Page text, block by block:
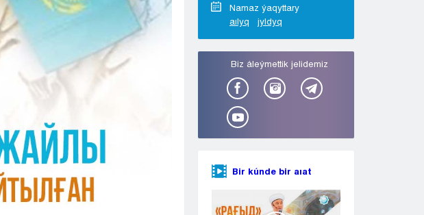
Ýralsk
Ýst-Kamenogorsk
Shymkent
Namaz ýaqyttary
aılyq
jyldyq
Bіz áleýmettіk jelіdemіz
Bir kúnde bir aıat